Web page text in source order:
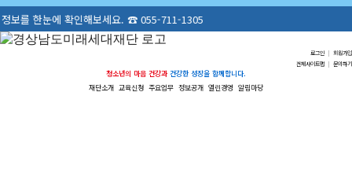
를 한눈에 확인해보세요. ☎ 055-711-1305
로그인 | 회원가입
전체사이트맵 | 문의하기
청소년의 마음 건강과 건강한 성장을 함께합니다.
재단소개 교육신청 주요업무 정보공개 열린경영 알림마당